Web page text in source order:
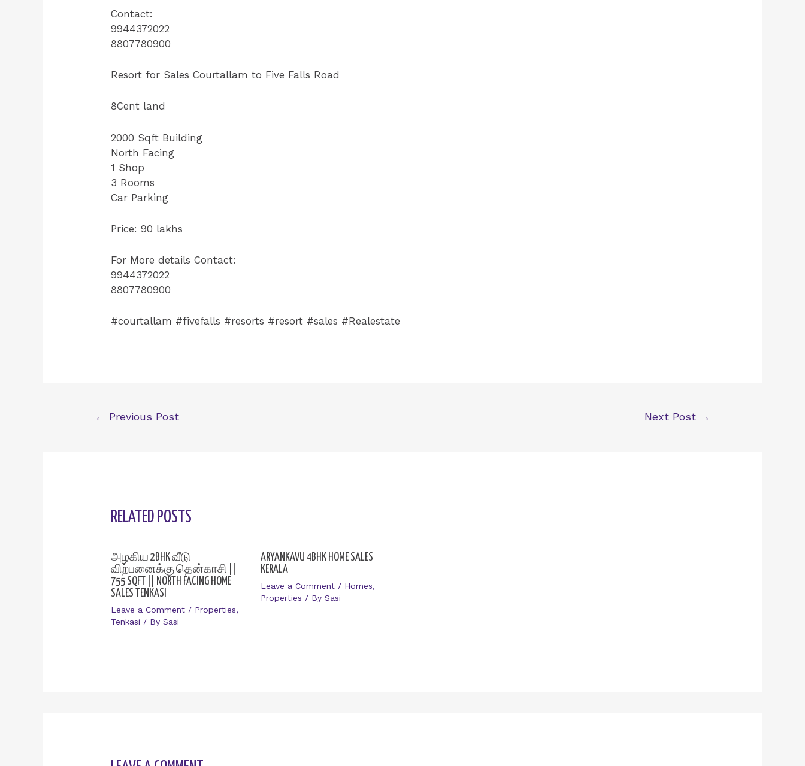
Contact:
9944372022
8807780900
Resort for Sales Courtallam to Five Falls Road
8Cent land
2000 Sqft Building
North Facing
1 Shop
3 Rooms
Car Parking
Price: 90 lakhs
For More details Contact:
9944372022
8807780900
#courtallam #fivefalls #resorts #resort #sales #Realestate
← Previous Post Next Post →
RELATED POSTS
அழகிய 2BHK வீடு
விற்பனைக்கு தென்காசி ||
755 SQFT || NORTH FACING HOME
SALES TENKASI
Leave a Comment / Properties,
Tenkasi / BySasi
ARYANKAVU 4BHK HOME SALES
KERALA
Leave a Comment / Homes,
Properties / By Sasi